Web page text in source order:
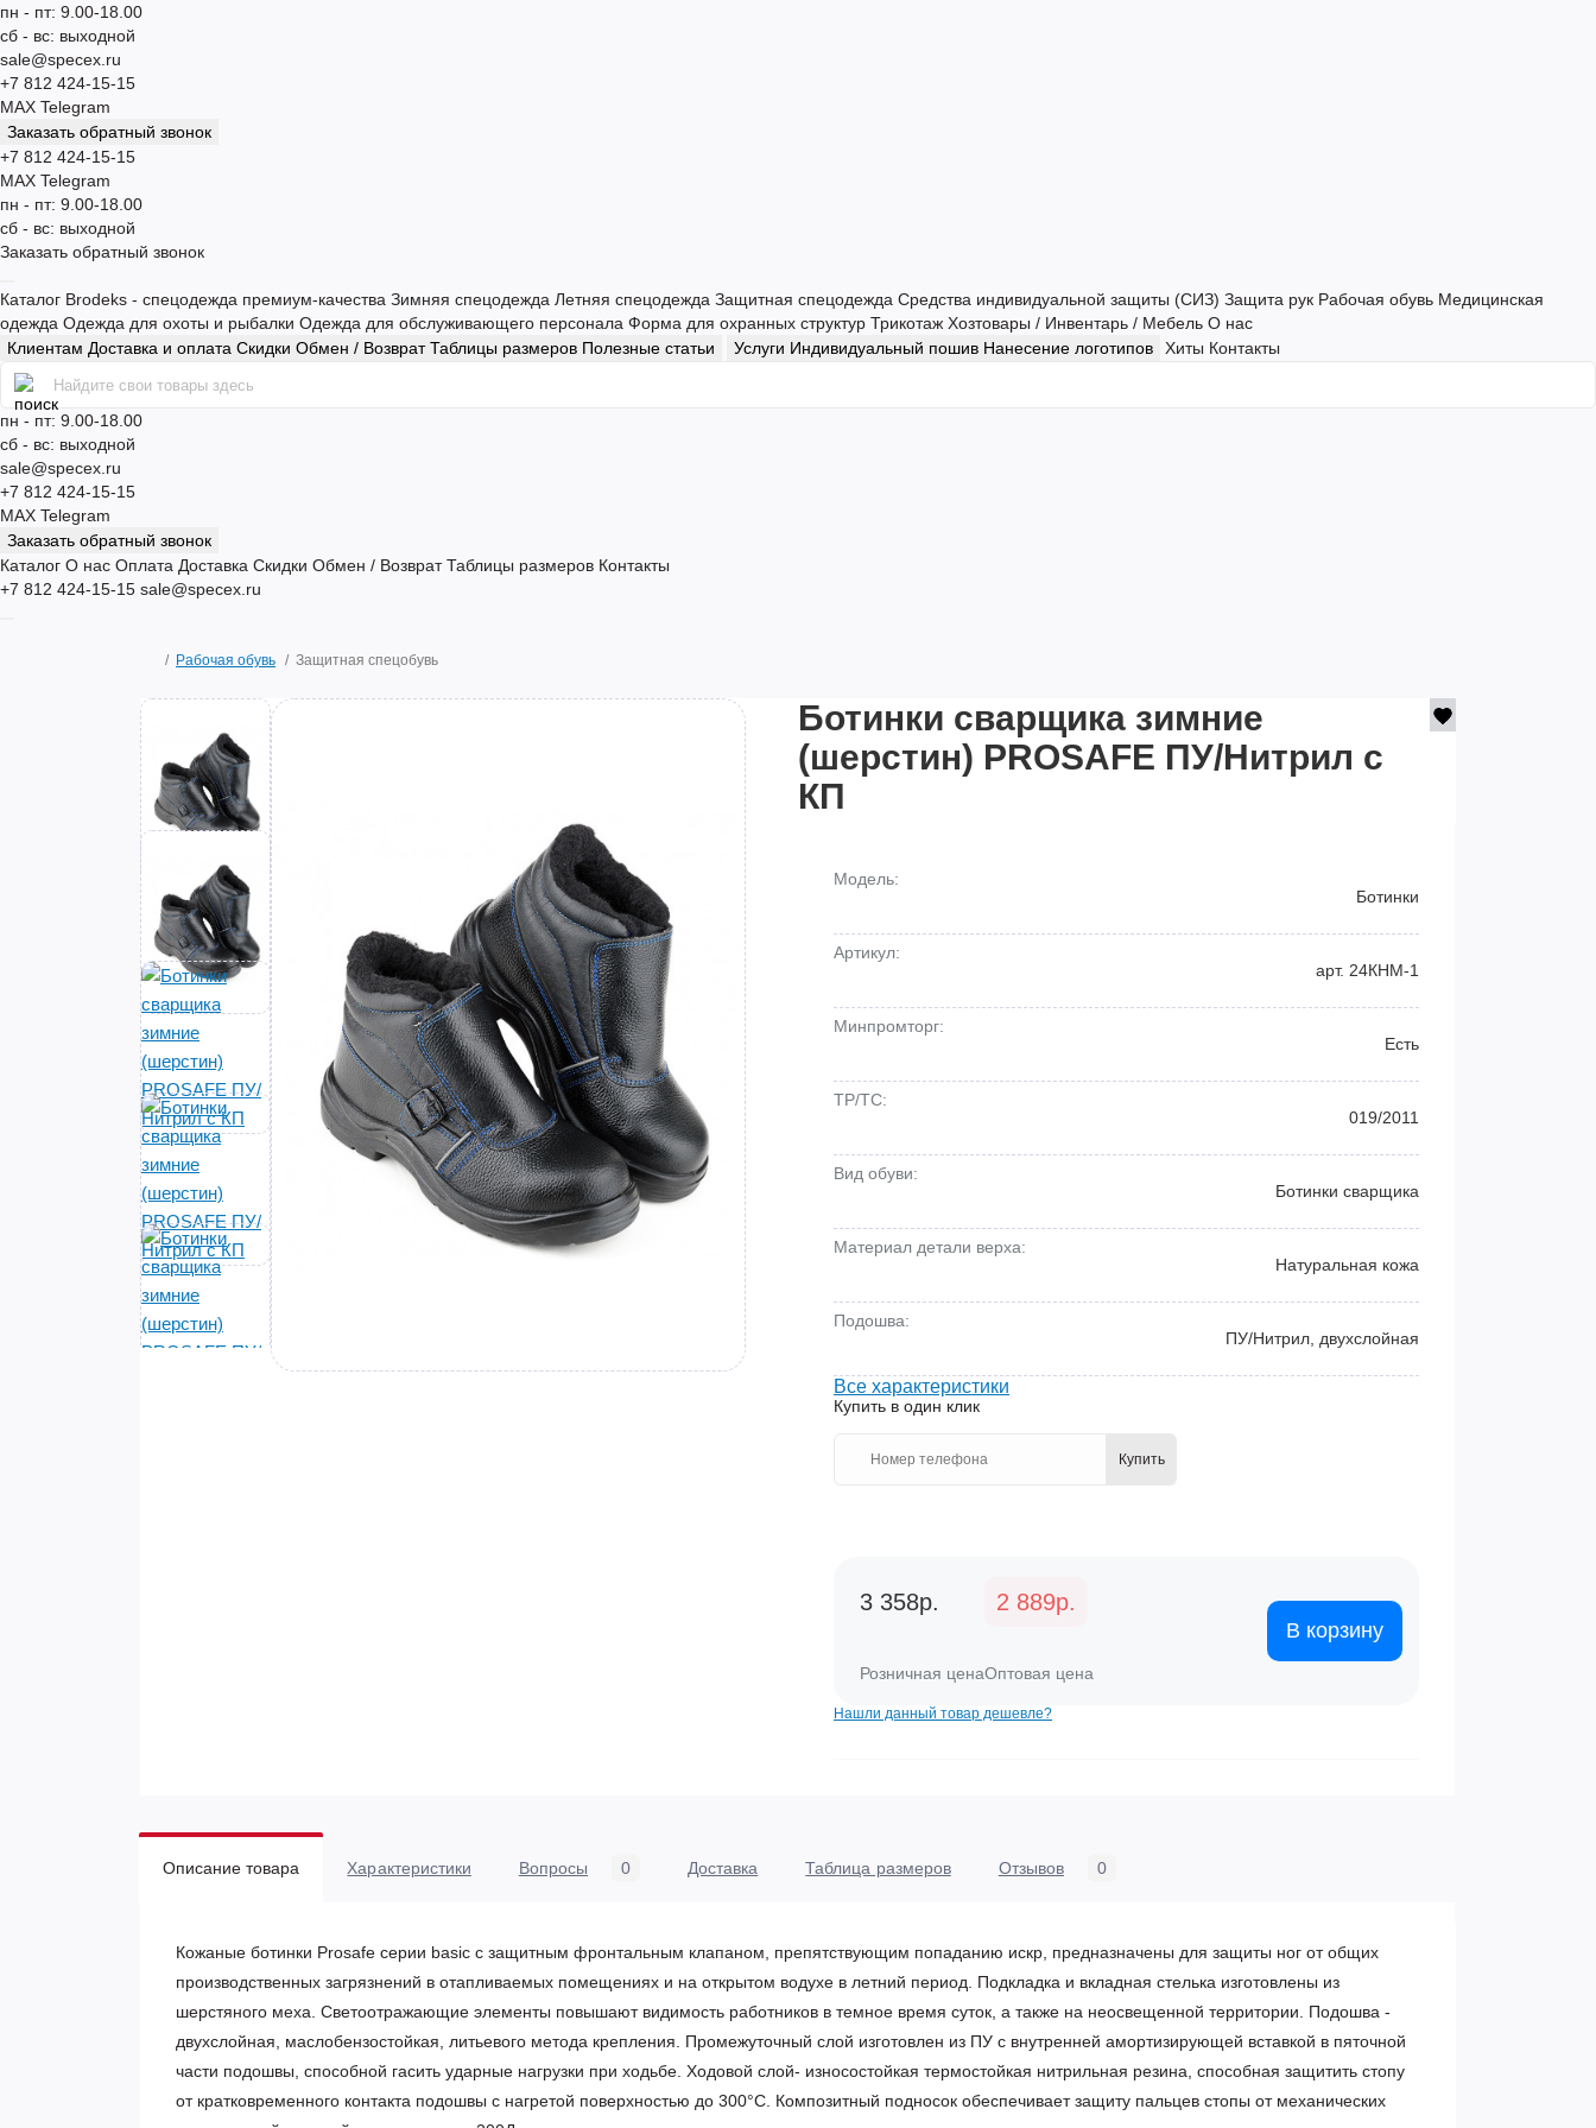
пн - пт: 9.00-18.00
сб - вс: выходной
sale@specex.ru
+7 812 424-15-15
MAX Telegram
Заказать обратный звонок
+7 812 424-15-15
MAX Telegram
пн - пт: 9.00-18.00
сб - вс: выходной
Заказать обратный звонок
Каталог Brodeks - спецодежда премиум-качества Зимняя спецодежда Летняя спецодежда Защитная спецодежда Средства индивидуальной защиты (СИЗ) Защита рук Рабочая обувь Медицинская
одежда Одежда для охоты и рыбалки Одежда для обслуживающего персонала Форма для охранных структур Трикотаж Хозтовары / Инвентарь / Мебель О нас
Клиентам Доставка и оплата Скидки Обмен / ВозвратТаблицы размеров Полезные статьи Услуги Индивидуальный пошив Нанесение логотипов Хиты Контакты
пн - пт: 9.00-18.00
сб - вс: выходной
sale@specex.ru
+7 812 424-15-15
MAX Telegram
Заказать обратный звонок
Каталог О нас Оплата Доставка Скидки Обмен / Возврат Таблицы размеров Контакты
+7 812 424-15-15 sale@specex.ru
Рабочая обувь Защитная спецобувь
Ботинки сварщика зимние
(шерстин) PROSAFE ПУ/Нитрил с
КП
Модель:
Ботинки
Артикул:
арт. 24КНМ-1
Минпромторг:
Есть
ТР/ТС:
019/2011
Вид обуви:
Ботинки сварщика
Материал детали верха:
Натуральная кожа
Подошва:
ПУ/Нитрил, двухслойная
Все характеристики
Купить в один клик
Купить
3 358р.
Розничная цена
2 889р.
Оптовая цена
В корзину
Нашли данный товар дешевле?
Описание товара Характеристики Вопросы 0 Доставка Таблица размеров Отзывов 0
Кожаные ботинки Prosafe серии basic c защитным фронтальным клапаном, препятствующим попаданию искр, предназначены для защиты ног от общих
производственных загрязнений в отапливаемых помещениях и на открытом водухе в летний период. Подкладка и вкладная стелька изготовлены из
шерстяного меха. Светоотражающие элементы повышают видимость работников в темное время суток, а также на неосвещенной территории. Подошва -
двухслойная, маслобензостойкая, литьевого метода крепления. Промежуточный слой изготовлен из ПУ с внутренней амортизирующей вставкой в пяточной
части подошвы, способной гасить ударные нагрузки при ходьбе. Ходовой слой- износостойкая термостойкая нитрильная резина, способная защитить стопу
от кратковременного контакта подошвы с нагретой поверхностью до 300°С. Композитный подносок обеспечивает защиту пальцев стопы от механических